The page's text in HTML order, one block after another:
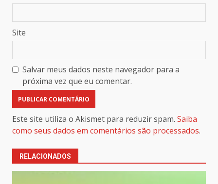
Site
Salvar meus dados neste navegador para a
próxima vez que eu comentar.
Este site utiliza o Akismet para reduzir spam. Saiba
como seus dados em comentários são processados.
RELACIONADOS